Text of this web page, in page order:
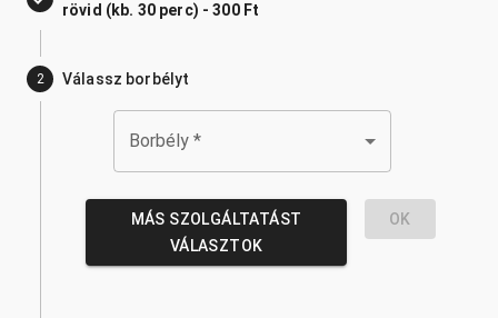
rövid (kb. 30 perc) - 300 Ft
2 Válassz borbélyt
Borbély *
MÁS SZOLGÁLTATÁST
VÁLASZTOK
OK